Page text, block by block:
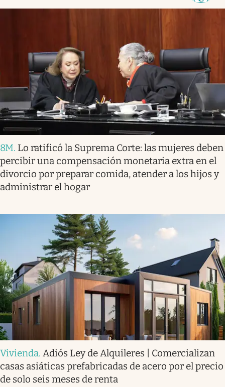
8M. Lo ratificó la Suprema Corte: las mujeres deben
percibir una compensación monetaria extra en el
divorcio por preparar comida, atender a los hijos y
administrar el hogar
Vivienda. Adiós Ley de Alquileres | Comercializan
casas asiáticas prefabricadas de acero por el precio
de solo seis meses de renta